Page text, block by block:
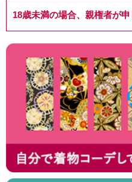
18歳未満の場合、親権者が申